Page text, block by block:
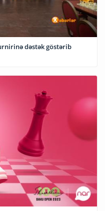
dəstək göstərib